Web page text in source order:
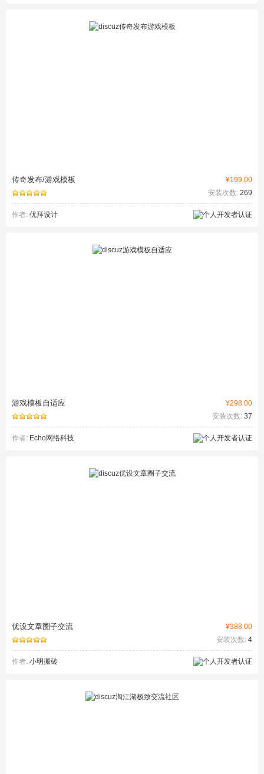
¥199.00
传奇发布/游戏模板
安装次数: 269
作者: 优拜设计
¥298.00
游戏模板自适应
安装次数: 37
作者: Echo网络科技
¥388.00
优设文章圈子交流
安装次数: 4
作者: 小明搬砖